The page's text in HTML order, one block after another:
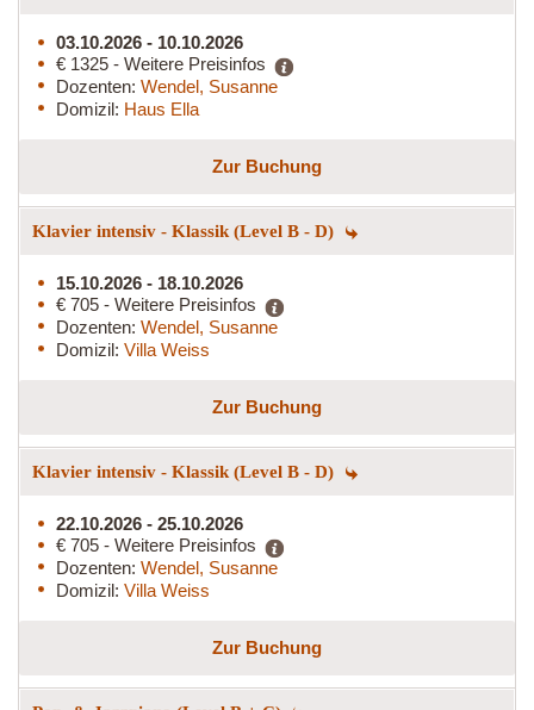
03.10.2026 - 10.10.2026
€ 1325 - Weitere Preisinfos
Dozenten: Wendel, Susanne
Domizil: Haus Ella
Zur Buchung
Klavier intensiv - Klassik (Level B - D)
15.10.2026 - 18.10.2026
€ 705 - Weitere Preisinfos
Dozenten: Wendel, Susanne
Domizil: Villa Weiss
Zur Buchung
Klavier intensiv - Klassik (Level B - D)
22.10.2026 - 25.10.2026
€ 705 - Weitere Preisinfos
Dozenten: Wendel, Susanne
Domizil: Villa Weiss
Zur Buchung